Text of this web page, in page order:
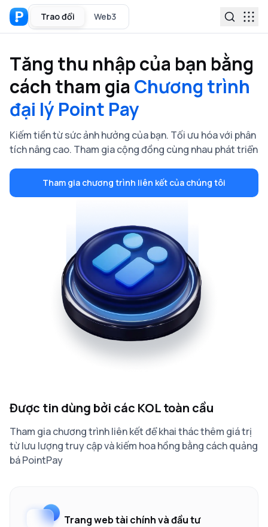
Trao đổi Web3
Tăng thu nhập của bạn bằng
cách tham gia Chương trình
đại lý Point Pay
Kiếm tiền từ sức ảnh hưởng của bạn. Tối ưu hóa với phân
tích nâng cao. Tham gia cộng đồng cùng nhau phát triển
Tham gia chương trình liên kết của chúng tôi
Được tin dùng bởi các KOL toàn cầu
Tham gia chương trình liên kết để khai thác thêm giá trị
từ lưu lượng truy cập và kiếm hoa hồng bằng cách quảng
bá PointPay
Trang web tài chính và đầu tư